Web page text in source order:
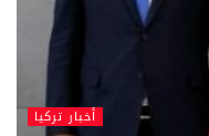
أخبار تركيا